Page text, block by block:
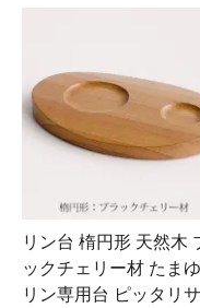
リン台 楕円形 天然木
ックチェリー材 たま
リン専用台 ピッタリ